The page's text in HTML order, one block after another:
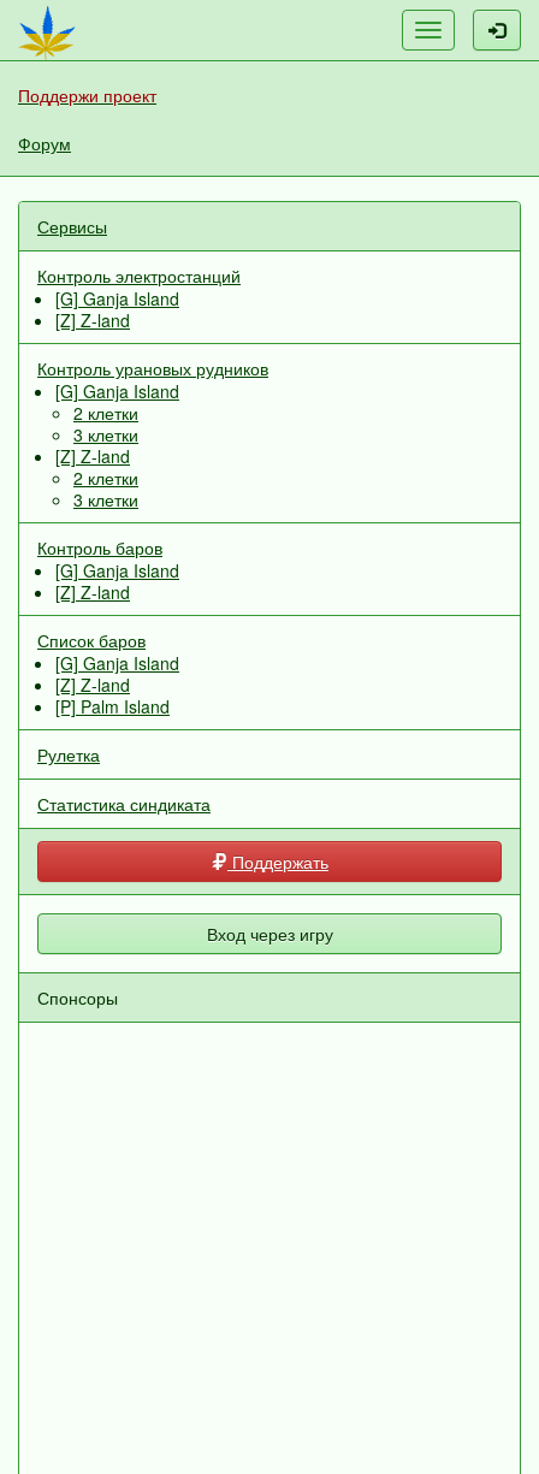
Меню
Поддержи проект
Форум
Сервисы
Контроль электростанций
[G] Ganja Island
[Z] Z-land
Контроль урановых рудников
[G] Ganja Island
2 клетки
3 клетки
[Z] Z-land
2 клетки
3 клетки
Контроль баров
[G] Ganja Island
[Z] Z-land
Список баров
[G] Ganja Island
[Z] Z-land
[P] Palm Island
Рулетка
Статистика синдиката
Поддержать
Вход через игру
Спонсоры